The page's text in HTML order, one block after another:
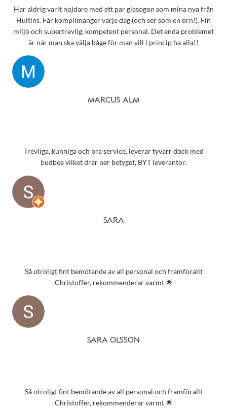
Har aldrig varit nöjdare med ett par glasögon som mina nya från
Hultins. Får komplimanger varje dag (och ser som en örn!). Fin
miljö och supertrevlig, kompetent personal. Det enda problemet
är när man ska välja båge för man vill i princip ha alla!!
MARCUS ALM
Trevliga, kunniga och bra service, leverar tyvärr dock med
budbee vilket drar ner betyget, BYT leverantör.
SARA
Så otroligt fint bemötande av all personal och framförallt
Christoffer, rekommenderar varmt 🌟
SARA OLSSON
Så otroligt fint bemötande av all personal och framförallt
Christoffer, rekommenderar varmt 🌟